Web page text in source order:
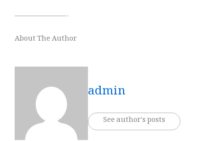
———————-
About The Author
admin
See author's posts